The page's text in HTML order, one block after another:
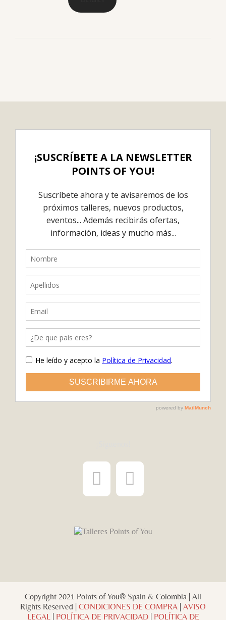
Copyright 2021 Points of You® Spain & Colombia | All
Rights Reserved | CONDICIONES DE COMPRA AVISO
LEGAL| POLÍTICA DE PRIVACIDAD| POLÍTICA DE